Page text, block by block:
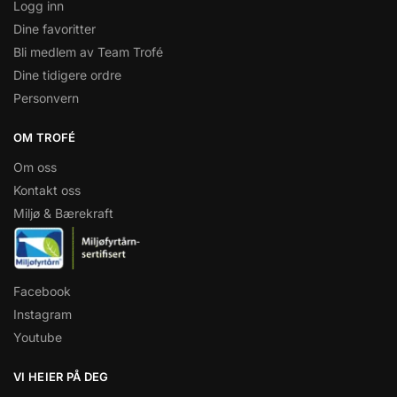
Logg inn
Dine favoritter
Bli medlem av Team Trofé
Dine tidigere ordre
Personvern
OM TROFÉ
Om oss
Kontakt oss
Miljø & Bærekraft
Facebook
Instagram
Youtube
VI HEIER PÅ DEG